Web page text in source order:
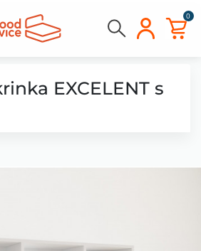
0
EXCELENT s